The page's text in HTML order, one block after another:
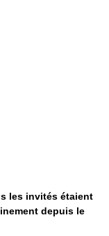
les invités étaient
depuis le